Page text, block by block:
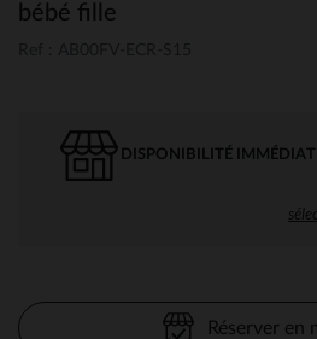
bébé fille
DISPONIBILITÉ
Réserver en